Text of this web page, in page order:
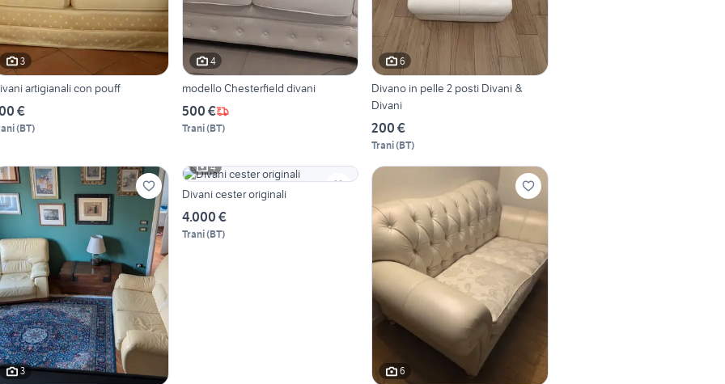
3
artigianali con pouff
€
(BT)
4
modello Chesterfield divani
500 €
Trani(BT)
6
Divano in pelle 2 posti Divani &
Divani
200 €
Trani(BT)
3
4
Divani cester originali
4.000 €
Trani(BT)
6